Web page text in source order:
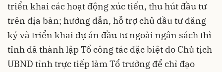
triển khai các hoạt động xúc tiến, thu hút đầu tư
trên địa bàn; hướng dẫn, hỗ trợ chủ đầu tư đăng
ký và triển khai dự án đầu tư ngoài ngân sách thì
tỉnh đã thành lập Tổ công tác đặc biệt do Chủ tịch
UBND tỉnh trực tiếp làm Tổ trưởng để chỉ đạo